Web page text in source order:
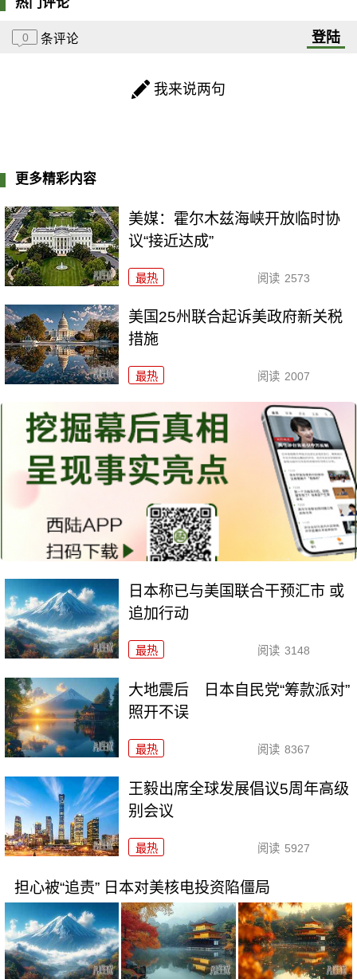
0 条评论 登陆
我来说两句
更多精彩内容
美媒：霍尔木兹海峡开放临时协
议“接近达成”
最热 阅读 2573
美国25州联合起诉美政府新关税
措施
最热 阅读 2007
日本称已与美国联合干预汇市 或
追加行动
最热 阅读 3148
大地震后 日本自民党“筹款派对”
照开不误
最热 阅读 8367
王毅出席全球发展倡议5周年高级
别会议
最热 阅读 5927
担心被“追责” 日本对美核电投资陷僵局